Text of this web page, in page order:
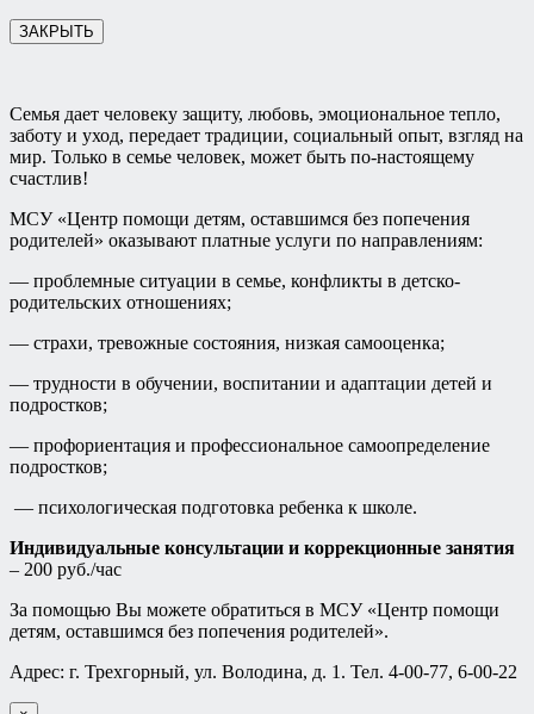
ЗАКРЫТЬ
Семья дает человеку защиту, любовь, эмоциональное тепло,
заботу и уход, передает традиции, социальный опыт, взгляд на
мир. Только в семье человек, может быть по-настоящему
счастлив!
МСУ «Центр помощи детям, оставшимся без попечения
родителей» оказывают платные услуги по направлениям:
— проблемные ситуации в семье, конфликты в детско-
родительских отношениях;
— страхи, тревожные состояния, низкая самооценка;
— трудности в обучении, воспитании и адаптации детей и
подростков;
— профориентация и профессиональное самоопределение
подростков;
— психологическая подготовка ребенка к школе.
Индивидуальные консультации и коррекционные занятия
– 200 руб./час
За помощью Вы можете обратиться в МСУ «Центр помощи
детям, оставшимся без попечения родителей».
Адрес: г. Трехгорный, ул. Володина, д. 1. Тел. 4-00-77, 6-00-22